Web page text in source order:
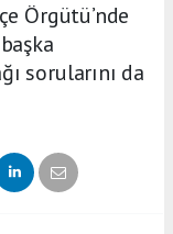
Örgütü’nde
sorularını da